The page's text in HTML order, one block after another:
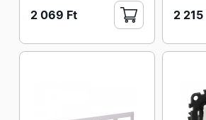
2 069 Ft 2 215